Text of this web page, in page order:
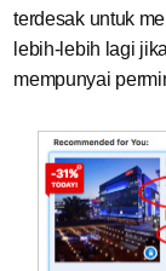
terdesak untuk
lebih-lebih lagi
mempunyai